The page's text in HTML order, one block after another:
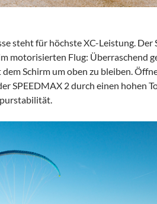
steht für höchste XC-Leistung. Der
motorisierten Flug: Überraschend
Schirm um oben zu bleiben.
SPEEDMAX 2 durch einen hohen